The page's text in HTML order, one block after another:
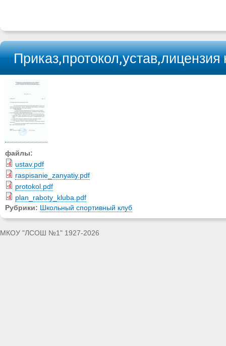
файлы:
ustav.pdf
raspisanie_zanyatiy.pdf
protokol.pdf
plan_raboty_kluba.pdf
Рубрики: Школьный спортивный клуб
МКОУ "ЛСОШ №1" 1927-2026